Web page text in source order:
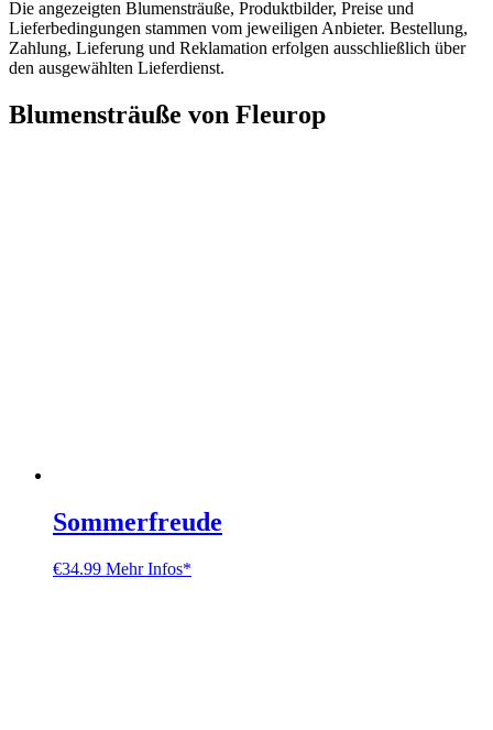
Die angezeigten Blumensträuße, Produktbilder, Preise und
Lieferbedingungen stammen vom jeweiligen Anbieter. Bestellung,
Zahlung, Lieferung und Reklamation erfolgen ausschließlich über
den ausgewählten Lieferdienst.
Blumensträuße von Fleurop
Sommerfreude
€34.99 Mehr Infos*